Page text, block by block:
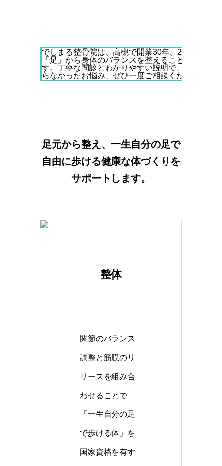
でしまる整骨院は、高槻で開業30年、20万人以
「足」から身体のバランスを整えることで、根
す。丁寧な問診とわかりやすい説明で、あなたの
らなかったお悩み、ぜひ一度ご相談ください。
足元から整え、一生自分の足で
自由に歩ける健康な体づくりを
サポートします。
整体
関節のバランス
調整と筋膜のリ
リースを組み合
わせることで
「一生自分の足
で歩ける体」を
国家資格を有す